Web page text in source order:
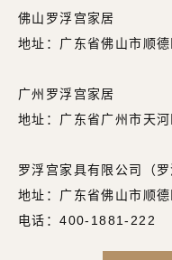
佛山罗浮宫家居
地址：广东省佛山市顺
广州罗浮宫家居
地址：广东省广州市天
罗浮宫家具有限公司（罗
地址：广东省佛山市顺
电话：400-1881-222